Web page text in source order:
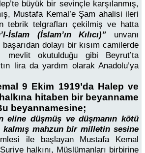
büyük bir sevinçle karşılanmış,
Mustafa Kemal’e Şam ahalisi ileri
tebrik telgrafları çekilmiş ve hatta
İslam (İslam’ın Kılıcı)” unvanı
dolayı bir kısım camilerde
mevlit okutulduğu gibi Beyrut’ta
lira da yardım olarak Anadolu’ya
9 Ekim 1919’da Halep ve
hitaben bir beyanname
beyannamesine;
eline düşmüş ve düşmanın kötü
kalmış mahzun bir milletin sesine
ile başlayan Mustafa Kemal
halkını, Müslümanları birbirine